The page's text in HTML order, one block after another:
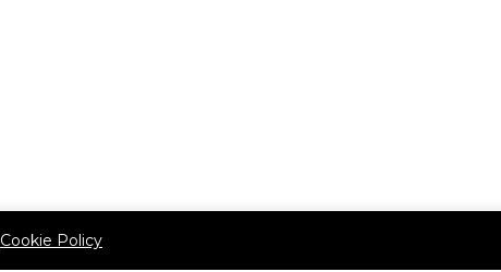
Cookie Policy